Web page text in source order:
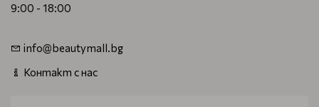
9:00 - 18:00
info@beautymall.bg
Контакт с нас